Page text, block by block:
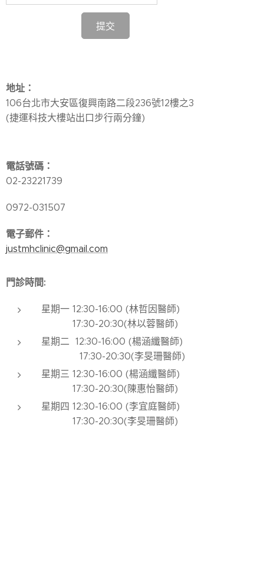
提交
地址 ：
106台北市大安區復興南路二段236號12樓之3
(捷運科技大樓站出口步行兩分鐘)
電話號碼 ：
02-23221739
0972-031507
電子郵件 ：
justmhclinic@gmail.com
門診時間:
星期一 12:30-16:00 (林哲因醫師)
17:30-20:30(林以蓉醫師)
星期二 12:30-16:00 (楊涵纖醫師)
17:30-20:30(李旻珊醫師)
星期三 12:30-16:00 (楊涵纖醫師)
17:30-20:30(陳惠怡醫師)
星期四 12:30-16:00 (李宜庭醫師)
17:30-20:30(李旻珊醫師)